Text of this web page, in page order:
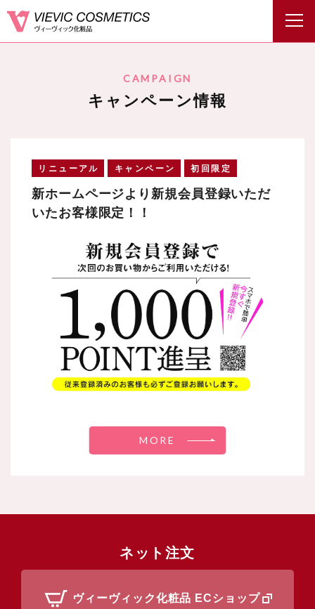
CAMPAIGN
キャンペーン情報
リニューアル キャンペーン 初回限定
新ホームページより新規会員登録いただ
いたお客様限定！！
MORE
ネット注文
ヴィーヴィック化粧品 ECショップ